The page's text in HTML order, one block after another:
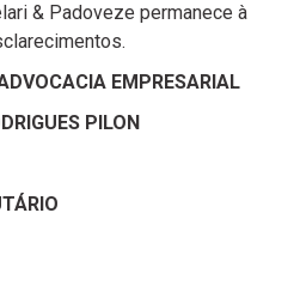
& Padoveze permanece à
EMPRESARIAL
PILON